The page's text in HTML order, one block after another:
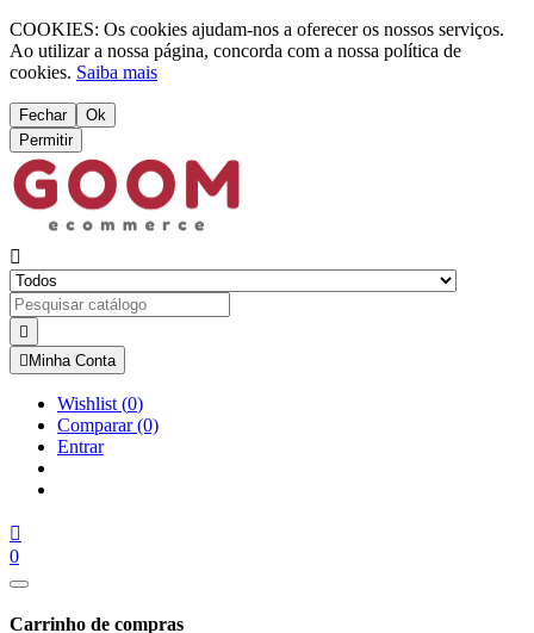
COOKIES: Os cookies ajudam-nos a oferecer os nossos serviços.
Ao utilizar a nossa página, concorda com a nossa política de
cookies. Saiba mais
Fechar
Ok
Permitir


 Minha Conta
Wishlist (0)
Comparar(0)
Entrar

0
Carrinho de compras